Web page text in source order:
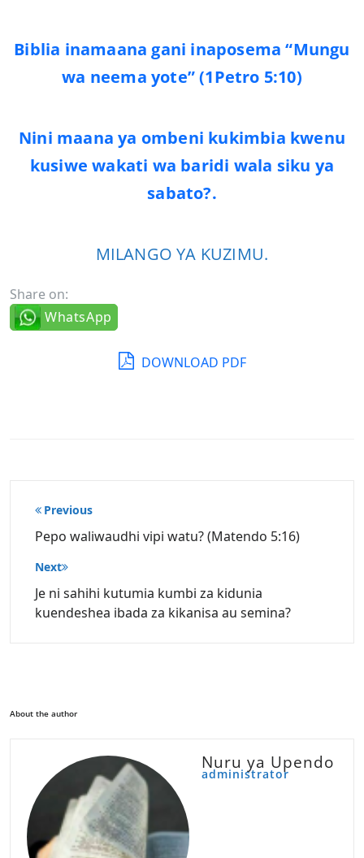
Biblia inamaana gani inaposema “Mungu
wa neema yote” (1Petro 5:10)
Nini maana ya ombeni kukimbia kwenu
kusiwe wakati wa baridi wala siku ya
sabato?.
MILANGO YA KUZIMU.
Share on:
WhatsApp
DOWNLOAD PDF
Post
navigation
Previous
Pepo waliwaudhi vipi watu? (Matendo 5:16)
Next
Je ni sahihi kutumia kumbi za kidunia
kuendeshea ibada za kikanisa au semina?
About the author
Nuru ya Upendo
administrator